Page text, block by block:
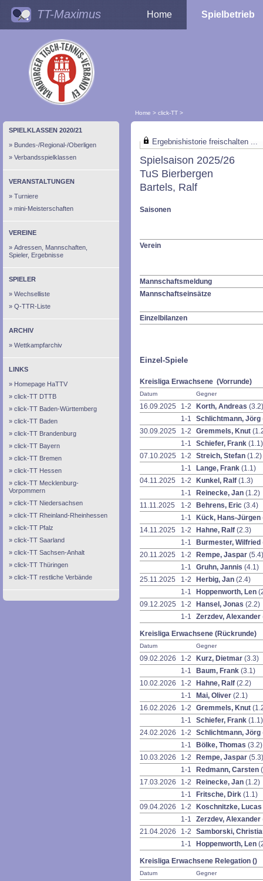
TT-Maximus Home Spielbetrieb
Home > click-TT >
SPIELKLASSEN 2020/21
Bundes-/Regional-/Oberligen
Verbandsspielklassen
VERANSTALTUNGEN
Turniere
mini-Meisterschaften
VEREINE
Adressen, Mannschaften,
Spieler, Ergebnisse
SPIELER
Wechselliste
Q-TTR-Liste
ARCHIV
Wettkampfarchiv
LINKS
Homepage HaTTV
click-TT DTTB
click-TT Baden-Württemberg
click-TT Baden
click-TT Brandenburg
click-TT Bayern
click-TT Bremen
click-TT Hessen
click-TT Mecklenburg-
Vorpommern
click-TT Niedersachsen
click-TT Rheinland-Rheinhessen
click-TT Pfalz
click-TT Saarland
click-TT Sachsen-Anhalt
click-TT Thüringen
click-TT restliche Verbände
Ergebnishistorie freischalten ...
Spielsaison 2025/26
TuS Bierbergen
Bartels, Ralf
Saisonen
Verein
Mannschaftsmeldung
Mannschaftseinsätze
Einzelbilanzen
Einzel-Spiele
Kreisliga Erwachsene (Vorrunde)
Datum Gegner
16.09.2025 1-2 Korth, Andreas (3.2)
1-1
Schlichtmann, Jörg
30.09.2025
1-2 Gremmels, Knut
1-1
Schiefer, Frank (1.1)
07.10.2025
1-2 Streich, Stefan (1.2)
1-1
Lange, Frank (1.1)
04.11.2025
1-2 Kunkel, Ralf (1.3)
1-1
Reinecke, Jan (1.2)
11.11.2025
1-2 Behrens, Eric (3.4)
1-1
Kück, Hans-Jürgen
14.11.2025
1-2 Hahne, Ralf (2.3)
1-1
Burmester, Wilfried
20.11.2025
1-2 Rempe, Jaspar (5.4)
1-1
Gruhn, Jannis (4.1)
25.11.2025
1-2 Herbig, Jan (2.4)
1-1
Hoppenworth, Len
09.12.2025
1-2 Hansel, Jonas (2.2)
1-1
Zerzdev, Alexander
Kreisliga Erwachsene (Rückrunde)
Datum Gegner
09.02.2026 1-2 Kurz, Dietmar (3.3)
1-1
Baum, Frank (3.1)
10.02.2026
1-2 Hahne, Ralf (2.2)
1-1
Mai, Oliver (2.1)
16.02.2026
1-2 Gremmels, Knut
1-1
Schiefer, Frank (1.1)
24.02.2026
1-2 Schlichtmann, Jörg
1-1
Bölke, Thomas (3.2)
10.03.2026
1-2 Rempe, Jaspar (5.3)
1-1
Redmann, Carsten
17.03.2026
1-2 Reinecke, Jan (1.2)
1-1
Fritsche, Dirk (1.1)
09.04.2026
1-2
Koschnitzke, Lucas
1-1
Zerzdev, Alexander
21.04.2026
1-2
Samborski,
1-1
Hoppenworth, Len
Kreisliga Erwachsene Relegation ()
Datum Gegner